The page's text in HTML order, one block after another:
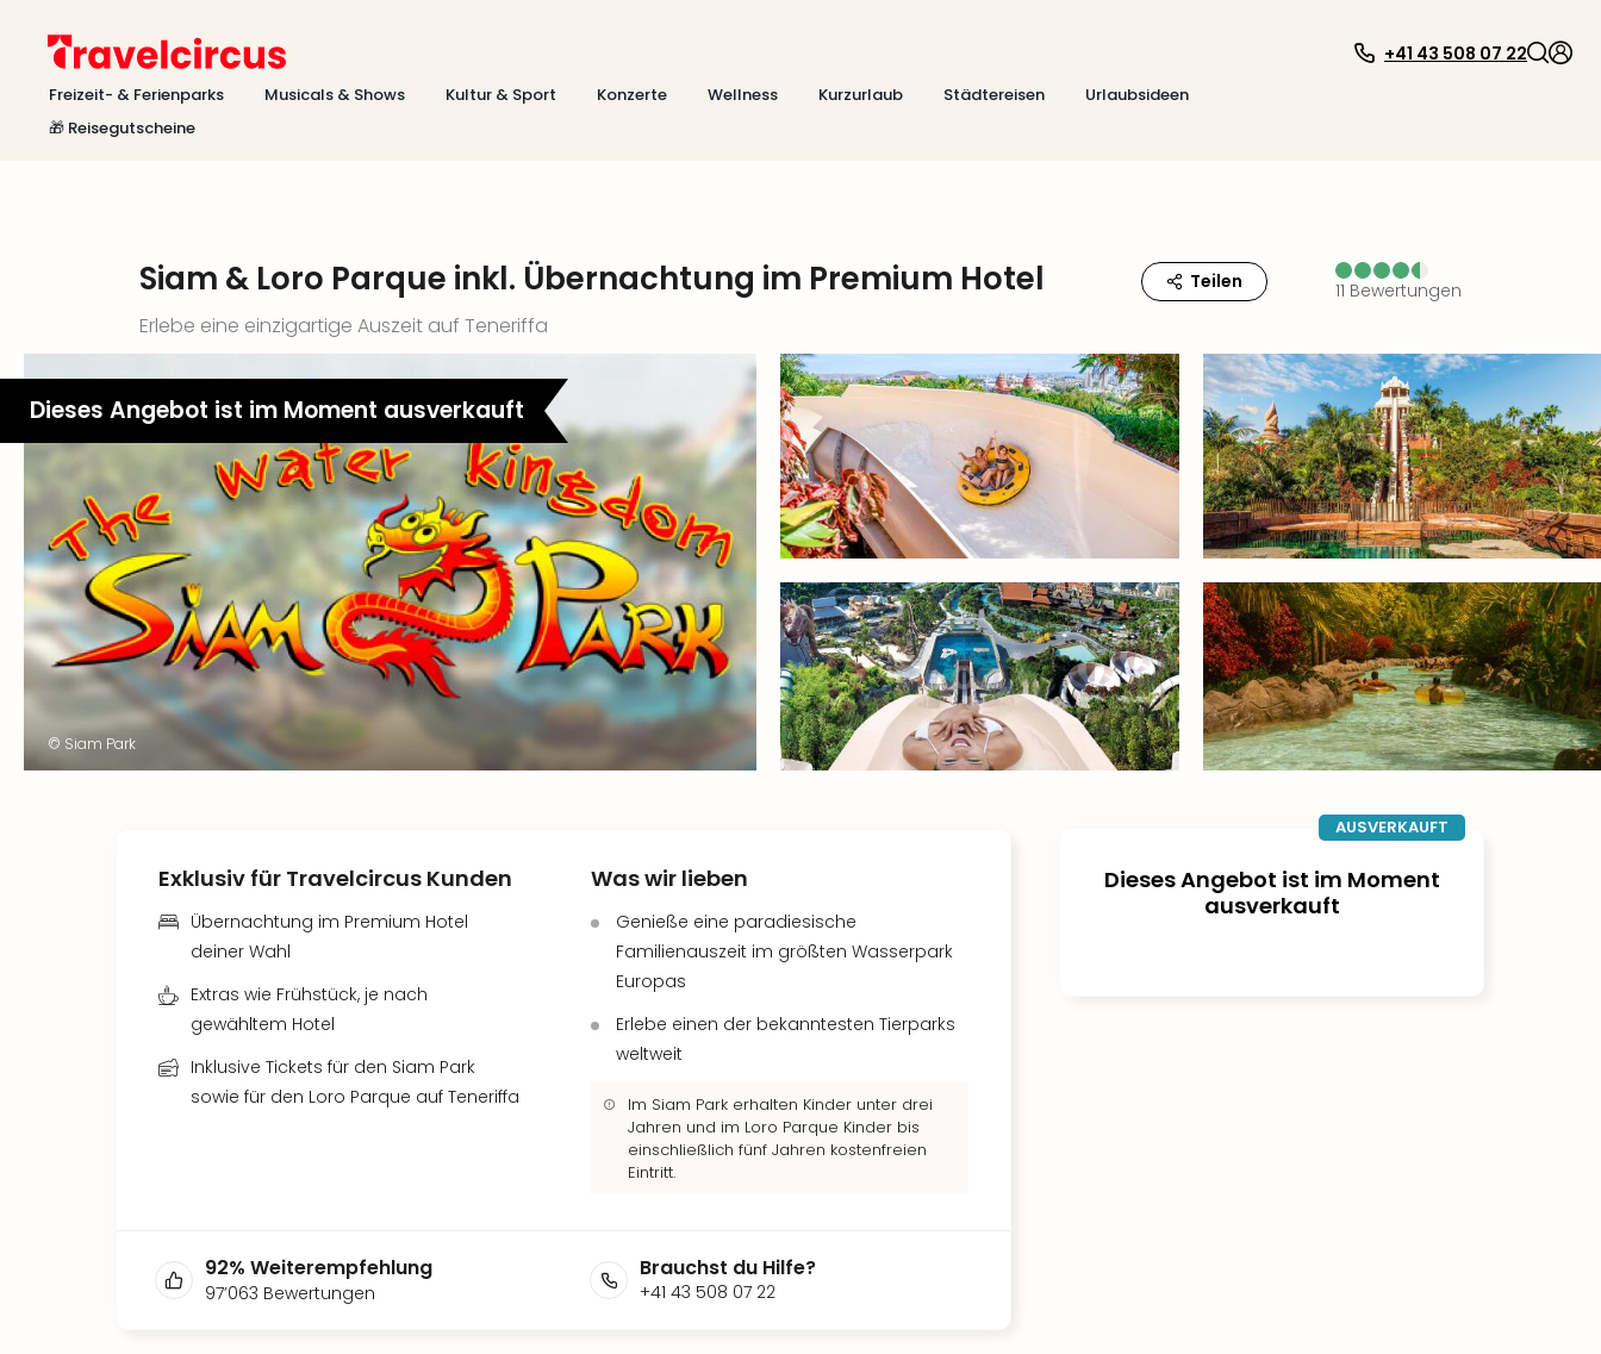
Freizeit- & Ferienparks Musicals & Shows Kultur & Sport Konzerte Wellness Kurzurlaub Städtereisen
Urlaubsideen
🎁 Reisegutscheine
+41 43 508 07 22
Siam & Loro Parque inkl. Übernachtung im Premium Hotel Teilen 11 Bewertungen
Erlebe eine einzigartige Auszeit auf Teneriffa
Dieses Angebot ist im Moment ausverkauft
© Siam Park
AUSVERKAUFT
Dieses Angebot ist im Moment
ausverkauft
Exklusiv für Travelcircus Kunden
Übernachtung im Premium Hotel
deiner Wahl
Extras wie Frühstück, je nach
gewähltem Hotel
Inklusive Tickets für den Siam Park
sowie für den Loro Parque auf Teneriffa
Was wir lieben
Genieße eine paradiesische
Familienauszeit im größten Wasserpark
Europas
Erlebe einen der bekanntesten Tierparks
weltweit
Im Siam Park erhalten Kinder unter drei
Jahren und im Loro Parque Kinder bis
einschließlich fünf Jahren kostenfreien
Eintritt.
92% Weiterempfehlung
97’063 Bewertungen
Brauchst du Hilfe?
+41 43 508 07 22